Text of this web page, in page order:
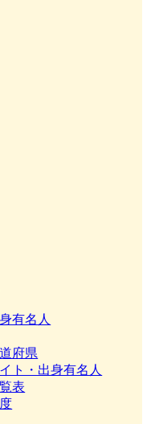
有名人
府県
ト・出身有名人
表